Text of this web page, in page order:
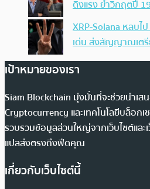
ดิ่งแรง ย้ำวิกฤตปี
XRP-Solana หลบไ
เด่น ส่งสัญญาณเต
เป้าหมายของเรา
Siam Blockchain มุ่งมั่นที่จะช่วยนำเส
Cryptocurrency และเทคโนโลยีบล็อกเ
รวบรวมข้อมูลส่วนใหญ่จากเว็บไซต์และ
แปลส่งตรงถึงฟีดคุณ
เกี่ยวกับเว็บไซต์นี้